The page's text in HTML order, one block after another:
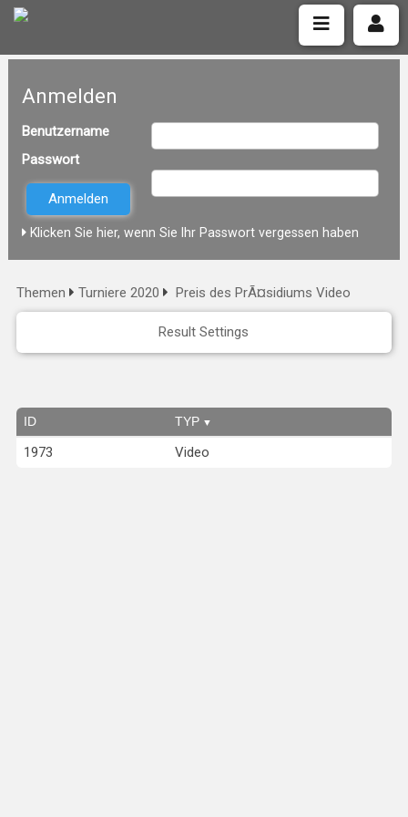
Anmelden
Benutzername
Passwort
Klicken Sie hier, wenn Sie Ihr Passwort vergessen haben
Themen Turniere 2020 Preis des PrÃ¤sidiums Video
Result Settings
ID TYP
1973 Video